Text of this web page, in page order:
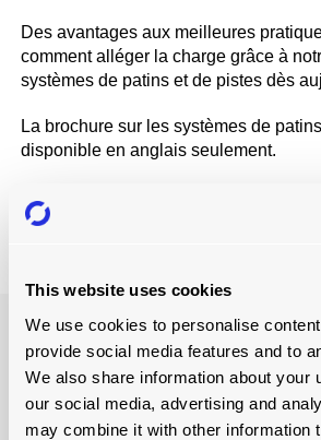
This website uses cookies
We use cookies to personalise
provide social media features and to
We also share information about your
our social media, advertising and
may combine it with other information
Des avantages aux meilleures
comment alléger la charge grâce à
systèmes de patins et de pistes dès
La brochure sur les systèmes de
disponible en anglais seulement.
TÉLÉCHARGER
ne nous croyez
parole...